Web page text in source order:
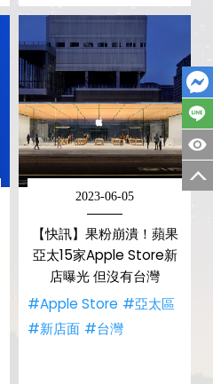
2023-06-05
【快訊】果粉崩潰！蘋果
亞太15家Apple Store新
店曝光 但沒有台灣
#Apple Store #亞太區
#新店面 #台灣